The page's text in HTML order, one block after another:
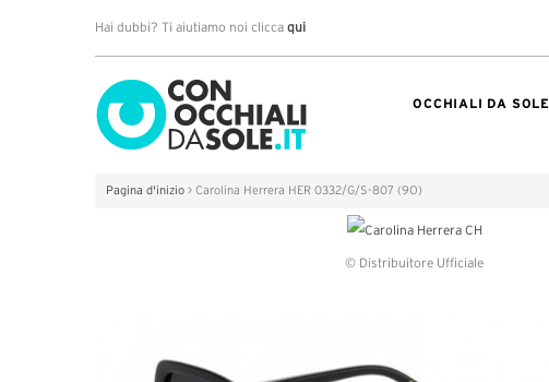
Hai dubbi? Ti aiutiamo noi clicca qui
OCCHIALI DA SOLE
Pagina d'inizio > Carolina Herrera HER 0332/G/S-807 (9O)
© Distribuitore Ufficiale